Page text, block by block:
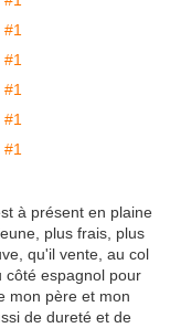
à présent en plaine
plus frais, plus
qu'il vente, au col
côté espagnol pour
mon père et mon
de dureté et de